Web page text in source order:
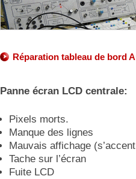
Réparation tableau de bord
Panne écran LCD centrale:
Pixels morts.
Manque des lignes
Mauvais affichage
Tache sur l’écran
Fuite LCD